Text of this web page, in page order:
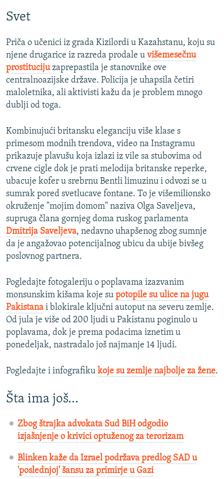
Svet
Priča o učenici iz grada Kizilordi u Kazahstanu, koju su
njene drugarice iz razreda prodale u višemesečnu
prostituciju zaprepastila je stanovnike ove
centralnoazijske države. Policija je uhapsila četiri
maloletnika, ali aktivisti kažu da je problem mnogo
dublji od toga.
Kombinujući britansku eleganciju više klase s
primesom modnih trendova, video na Instagramu
prikazuje plavušu koja izlazi iz vile sa stubovima od
crvene cigle dok je prati melodija britanske reperke,
ubacuje kofer u srebrnu Bentli limuzinu i odvozi se u
sumrak pored svetlucave fontane. To je višemilionsko
okruženje "mojim domom" naziva Olga Saveljeva,
supruga člana gornjeg doma ruskog parlamenta
Dmitrija Saveljeva, nedavno uhapšenog zbog sumnje
da je angažovao potencijalnog ubicu da ubije bivšeg
poslovnog partnera.
Pogledajte fotogaleriju o poplavama izazvanim
monsunskim kišama koje su potopile su ulice na jugu
Pakistana i blokirale ključni autoput na severu zemlje.
Od jula je više od 200 ljudi u Pakistanu poginulo u
poplavama, dok je prema podacima iznetim u
ponedeljak, nastradalo još najmanje 14 ljudi.
Pogledajte i infografiku koje su zemlje najbolje za žene.
Šta ima još…
Zbog štrajka advokata Sud BiH odgodio
izjašnjenje o krivici optuženog za terorizam
Blinken kaže da Izrael podržava predlog SAD u
'poslednjoj' šansu za primirje u Gazi